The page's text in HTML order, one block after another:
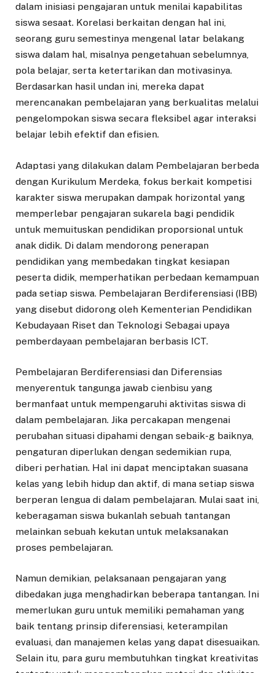
dalam inisiasi pengajaran untuk menilai kapabilitas
siswa sesaat. Korelasi berkaitan dengan hal ini,
seorang guru semestinya mengenal latar belakang
siswa dalam hal, misalnya pengetahuan sebelumnya,
pola belajar, serta ketertarikan dan motivasinya.
Berdasarkan hasil undan ini, mereka dapat
merencanakan pembelajaran yang berkualitas melalui
pengelompokan siswa secara fleksibel agar interaksi
belajar lebih efektif dan efisien.
Adaptasi yang dilakukan dalam Pembelajaran berbeda
dengan Kurikulum Merdeka, fokus berkait kompetisi
karakter siswa merupakan dampak horizontal yang
memperlebar pengajaran sukarela bagi pendidik
untuk memuituskan pendidikan proporsional untuk
anak didik. Di dalam mendorong penerapan
pendidikan yang membedakan tingkat kesiapan
peserta didik, memperhatikan perbedaan kemampuan
pada setiap siswa. Pembelajaran Berdiferensiasi (IBB)
yang disebut didorong oleh Kementerian Pendidikan
Kebudayaan Riset dan Teknologi Sebagai upaya
pemberdayaan pembelajaran berbasis ICT.
Pembelajaran Berdiferensiasi dan Diferensias
menyerentuk tangunga jawab cienbisu yang
bermanfaat untuk mempengaruhi aktivitas siswa di
dalam pembelajaran. Jika percakapan mengenai
perubahan situasi dipahami dengan sebaik-g baiknya,
pengaturan diperlukan dengan sedemikian rupa,
diberi perhatian. Hal ini dapat menciptakan suasana
kelas yang lebih hidup dan aktif, di mana setiap siswa
berperan lengua di dalam pembelajaran. Mulai saat ini,
keberagaman siswa bukanlah sebuah tantangan
melainkan sebuah kekutan untuk melaksanakan
proses pembelajaran.
Namun demikian, pelaksanaan pengajaran yang
dibedakan juga menghadirkan beberapa tantangan. Ini
memerlukan guru untuk memiliki pemahaman yang
baik tentang prinsip diferensiasi, keterampilan
evaluasi, dan manajemen kelas yang dapat disesuaikan.
Selain itu, para guru membutuhkan tingkat kreativitas